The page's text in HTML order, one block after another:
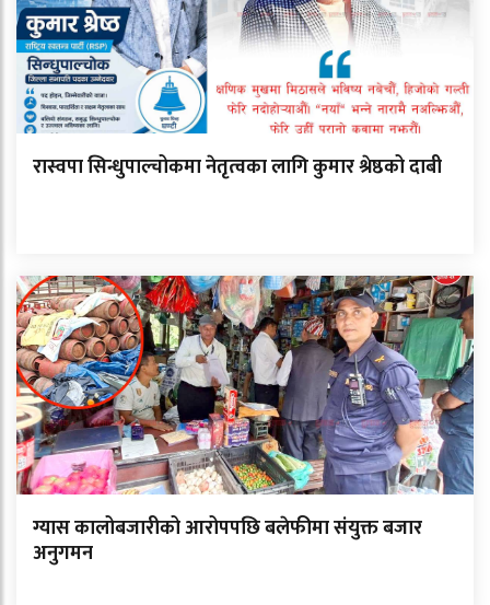
रास्वपा सिन्धुपाल्चोकमा नेतृत्वका लागि कुमार श्रेष्ठको दाबी
ग्यास कालोबजारीको आरोपपछि बलेफीमा संयुक्त बजार
अनुगमन